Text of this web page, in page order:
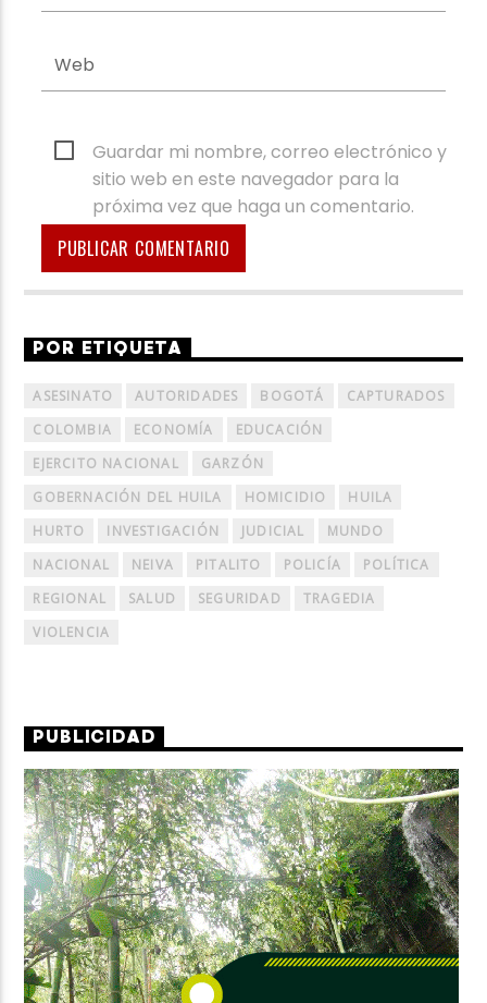
Guardar mi nombre, correo electrónico y
sitio web en este navegador para la
próxima vez que haga un comentario.
POR ETIQUETA
ASESINATO AUTORIDADES BOGOTÁ
CAPTURADOS
COLOMBIA
ECONOMÍA
EDUCACIÓN
EJERCITO NACIONAL
GARZÓN
GOBERNACIÓN DEL HUILA
HOMICIDIO
HUILA
HURTO
INVESTIGACIÓN JUDICIAL
MUNDO
NACIONAL
NEIVA PITALITO POLICÍA
POLÍTICA
REGIONAL
SALUD SEGURIDAD
TRAGEDIA
VIOLENCIA
PUBLICIDAD